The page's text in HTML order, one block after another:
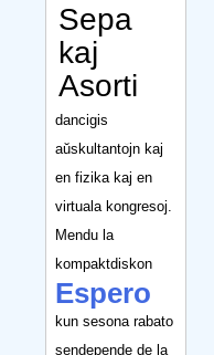
Sepa
kaj
Asorti
dancigis
aŭskultantojn kaj
en fizika kaj en
virtuala kongresoj.
Mendu la
kompaktdiskon
Espero
kun sesona rabato
sendepende de la